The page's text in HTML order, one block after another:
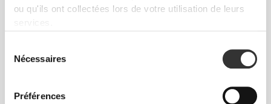
ou qu'ils ont collectées lors de votre utilisation de leurs
services.
Nécessaires
Préférences